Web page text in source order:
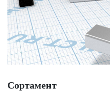
Сортамент